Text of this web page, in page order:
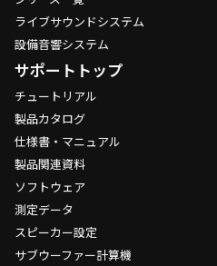
ライブサウンドシステム
設備音響システム
サポートトップ
チュートリアル
製品カタログ
仕様書・マニュアル
製品関連資料
ソフトウェア
測定データ
スピーカー設定
サブウーファー計算機